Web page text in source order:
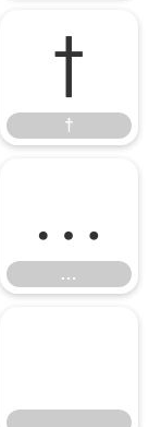
†
†
…
…